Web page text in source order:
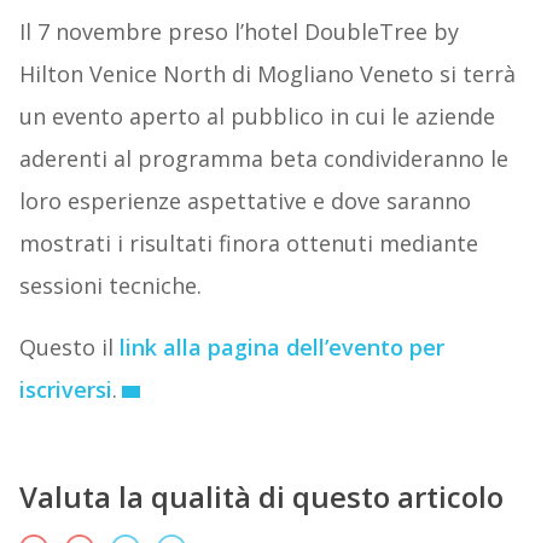
Il 7 novembre preso l’hotel DoubleTree by
Hilton Venice North di Mogliano Veneto si terrà
un evento aperto al pubblico in cui le aziende
aderenti al programma beta condivideranno le
loro esperienze aspettative e dove saranno
mostrati i risultati finora ottenuti mediante
sessioni tecniche.
Questo il link alla pagina dell’evento per
iscriversi.
Valuta la qualità di questo articolo